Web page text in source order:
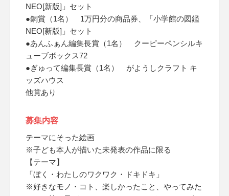
NEO[新版]」セット
●銅賞（1名） 1万円分の商品券、「小学館の図鑑
NEO[新版]」セット
●あんふぁん編集長賞（1名） クーピーペンシルキ
ューブボックス72
●ぎゅって編集長賞（1名） がようしクラフト キ
ッズハウス
他賞あり
募集内容
テーマにそった絵画
※子ども本人が描いた未発表の作品に限る
【テーマ】
「ぼく・わたしのワクワク・ドキドキ」
※好きなモノ・コト、楽しかったこと、やってみた